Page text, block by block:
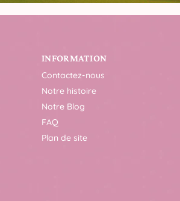
INFORMATION
Contactez-nous
Notre histoire
Notre Blog
FAQ
Plan de site